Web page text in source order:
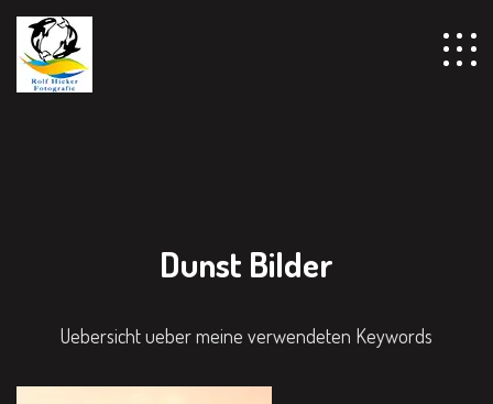
Dunst Bilder
Uebersicht ueber meine verwendeten Keywords